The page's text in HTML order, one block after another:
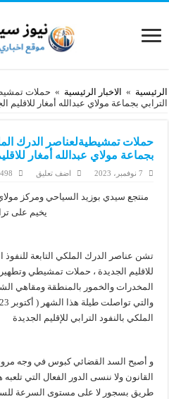
الرئيسية » الاخبار الرئيسية » حملات
الترابي بجماعة مولاي عبدالله أمغار للاقليم
حملات تمشيطيةلعناصر الدرك
بجماعة مولاي عبدالله أمغار
7 نوفمبر، 2023 اضف تعليق 498 زيارة
منتجع سيدي بوزيد السياحي ومركز مولاي
يخيم على
تشن عناصر الدرك الملكي التابعة للنفوذ
للاقليم الجديدة ، حملات تمشيطي
المخدرات والخمور بالمنطقة ومقاهي
الملكي بالنفود الترابي للإقليم الجديدة
و أصبح السد القضائي كبوس في وجه
القانون ولا ننسى الدور الفعال التي
طريق بسجور لا على مستوى السرعة